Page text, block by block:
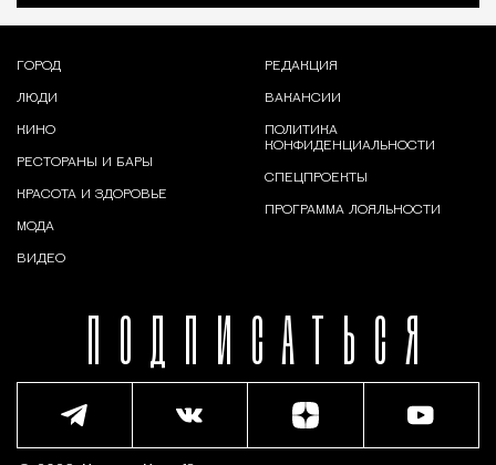
ПОДПИСАТЬСЯ
ГОРОД
ЛЮДИ
КИНО
РЕСТОРАНЫ И БАРЫ
КРАСОТА И ЗДОРОВЬЕ
МОДА
ВИДЕО
РЕДАКЦИЯ
ВАКАНСИИ
ПОЛИТИКА
КОНФИДЕНЦИАЛЬНОСТИ
СПЕЦПРОЕКТЫ
ПРОГРАММА ЛОЯЛЬНОСТИ